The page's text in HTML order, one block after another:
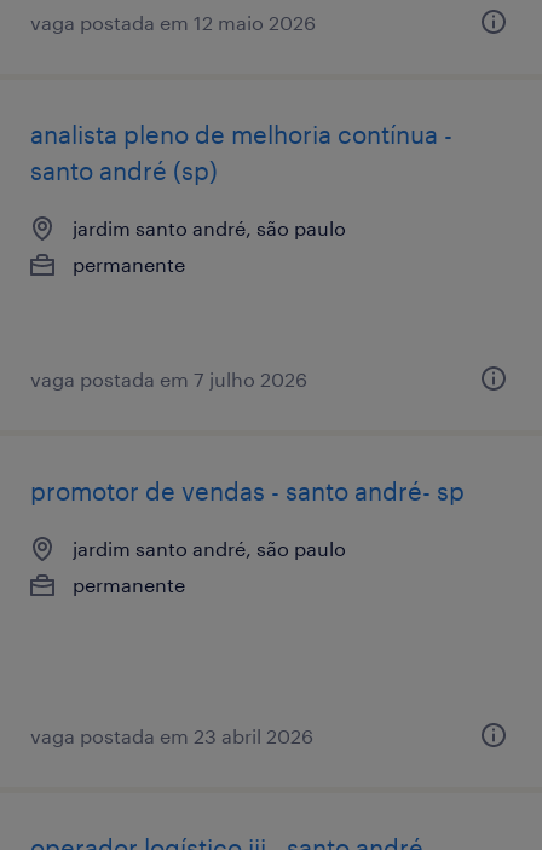
vaga postada em 12 maio 2026
analista pleno de melhoria contínua -
santo andré (sp)
jardim santo andré, são paulo
permanente
vaga postada em 7 julho 2026
promotor de vendas - santo andré- sp
jardim santo andré, são paulo
permanente
vaga postada em 23 abril 2026